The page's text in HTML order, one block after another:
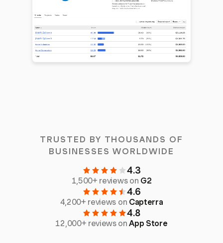
TRUSTED BY THOUSANDS OF
BUSINESSES WORLDWIDE
4.3
1,500+ reviews on G2
4.6
4,200+ reviews on Capterra
4.8
12,000+ reviews onApp Store